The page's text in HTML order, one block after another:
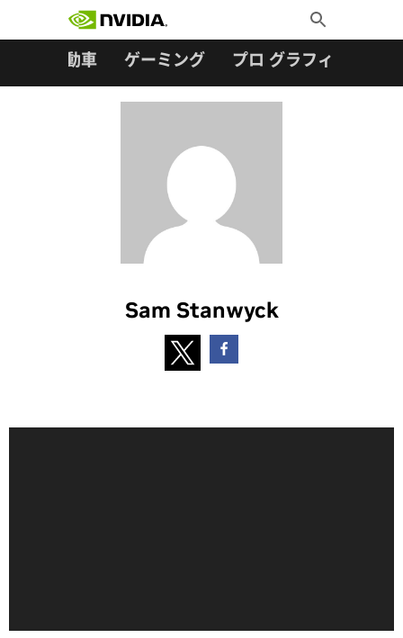
Toggle
Search
自動車 ゲーミング プロ グラフィックス
Sam Stanwyck